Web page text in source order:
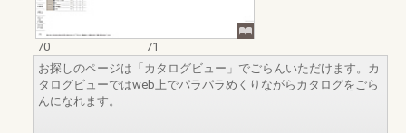
70
71
お探しのページは「カタログビュー」でごらんいただけます。カ
タログビューではweb上でパラパラめくりながらカタログをごら
んになれます。